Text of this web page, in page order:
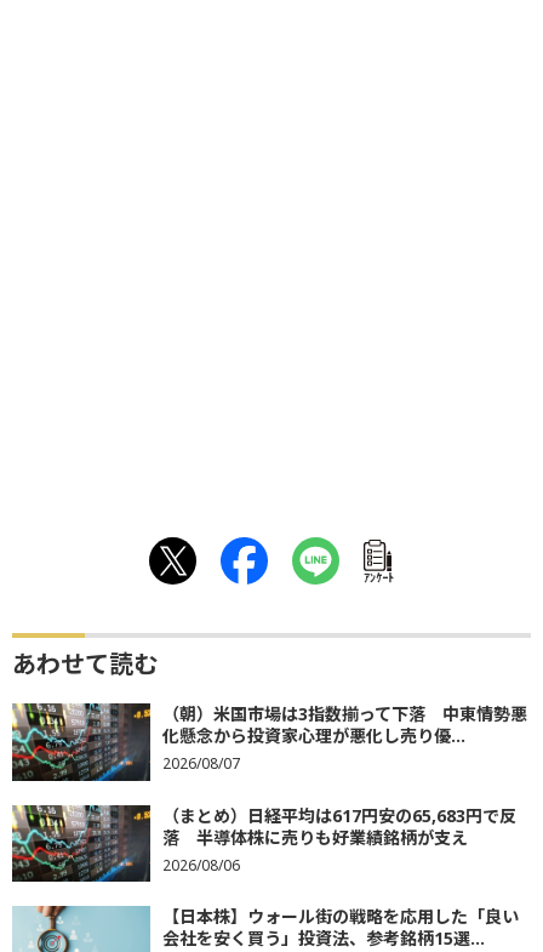
ｱﾝｹｰﾄ
あわせて読む
（朝）米国市場は3指数揃って下落 中東情勢悪
化懸念から投資家心理が悪化し売り優...
2026/08/07
（まとめ）日経平均は617円安の65,683円で反
落 半導体株に売りも好業績銘柄が支え
2026/08/06
【日本株】ウォール街の戦略を応用した「良い
会社を安く買う」投資法、参考銘柄15選...